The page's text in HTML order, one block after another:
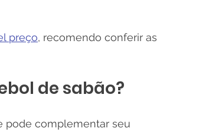
preço, recomendo conferir as
de sabão?
pode complementar seu